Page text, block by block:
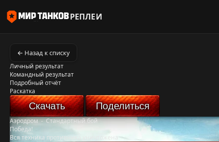
РЕПЛЕИ
← Назад к списку
Личный результат
Командный результат
Подробный отчёт
Раскатка
Скачать Поделиться
Аэродром-Стандартный бой
Победа!
Вся техника противника уничтожена